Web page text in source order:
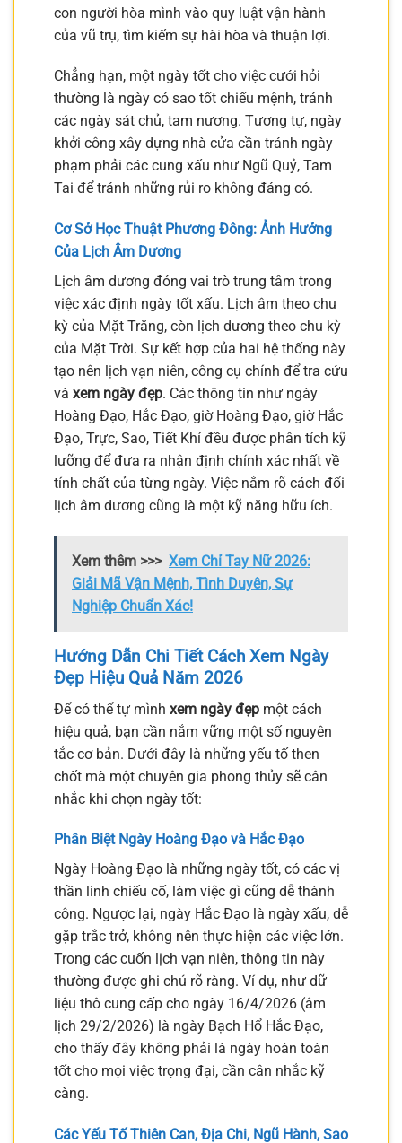
con người hòa mình vào quy luật vận hành
của vũ trụ, tìm kiếm sự hài hòa và thuận lợi.
Chẳng hạn, một ngày tốt cho việc cưới hỏi
thường là ngày có sao tốt chiếu mệnh, tránh
các ngày sát chủ, tam nương. Tương tự, ngày
khởi công xây dựng nhà cửa cần tránh ngày
phạm phải các cung xấu như Ngũ Quỷ, Tam
Tai để tránh những rủi ro không đáng có.
Cơ Sở Học Thuật Phương Đông: Ảnh Hưởng
Của Lịch Âm Dương
Lịch âm dương đóng vai trò trung tâm trong
việc xác định ngày tốt xấu. Lịch âm theo chu
kỳ của Mặt Trăng, còn lịch dương theo chu kỳ
của Mặt Trời. Sự kết hợp của hai hệ thống này
tạo nên lịch vạn niên, công cụ chính để tra cứu
và xem ngày đẹp. Các thông tin như ngày
Hoàng Đạo, Hắc Đạo, giờ Hoàng Đạo, giờ Hắc
Đạo, Trực, Sao, Tiết Khí đều được phân tích kỹ
lưỡng để đưa ra nhận định chính xác nhất về
tính chất của từng ngày. Việc nắm rõ cách đổi
lịch âm dương cũng là một kỹ năng hữu ích.
Xem thêm >>> Xem Chỉ Tay Nữ 2026:
Giải Mã Vận Mệnh, Tình Duyên, Sự
Nghiệp Chuẩn Xác!
Hướng Dẫn Chi Tiết Cách Xem Ngày
Đẹp Hiệu Quả Năm 2026
Để có thể tự mình xem ngày đẹp một cách
hiệu quả, bạn cần nắm vững một số nguyên
tắc cơ bản. Dưới đây là những yếu tố then
chốt mà một chuyên gia phong thủy sẽ cân
nhắc khi chọn ngày tốt:
Phân Biệt Ngày Hoàng Đạo và Hắc Đạo
Ngày Hoàng Đạo là những ngày tốt, có các vị
thần linh chiếu cố, làm việc gì cũng dễ thành
công. Ngược lại, ngày Hắc Đạo là ngày xấu, dễ
gặp trắc trở, không nên thực hiện các việc lớn.
Trong các cuốn lịch vạn niên, thông tin này
thường được ghi chú rõ ràng. Ví dụ, như dữ
liệu thô cung cấp cho ngày 16/4/2026 (âm
lịch 29/2/2026) là ngày Bạch Hổ Hắc Đạo,
cho thấy đây không phải là ngày hoàn toàn
tốt cho mọi việc trọng đại, cần cân nhắc kỹ
càng.
Các Yếu Tố Thiên Can, Địa Chi, Ngũ Hành, Sao